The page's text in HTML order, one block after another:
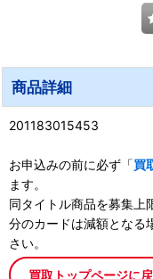
商品詳細
201183015453
お申込みの前に必ず「買
ます。
同タイトル商品を募集上
分のカードは減額となる
さい。
買取トップページに